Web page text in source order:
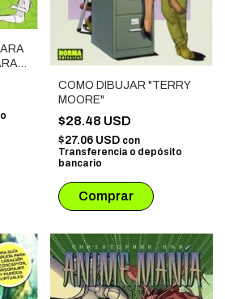
COMO DIBUJAR "TERRY
MOORE"
$28.48 USD
$27.06 USD con
Transferencia o depósito
bancario